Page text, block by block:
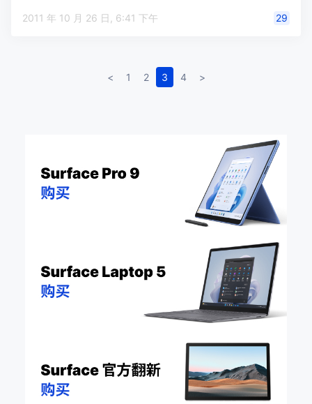
2011 年 10 月 26 日, 6:41 下午 29
< 1 2 3 4 >